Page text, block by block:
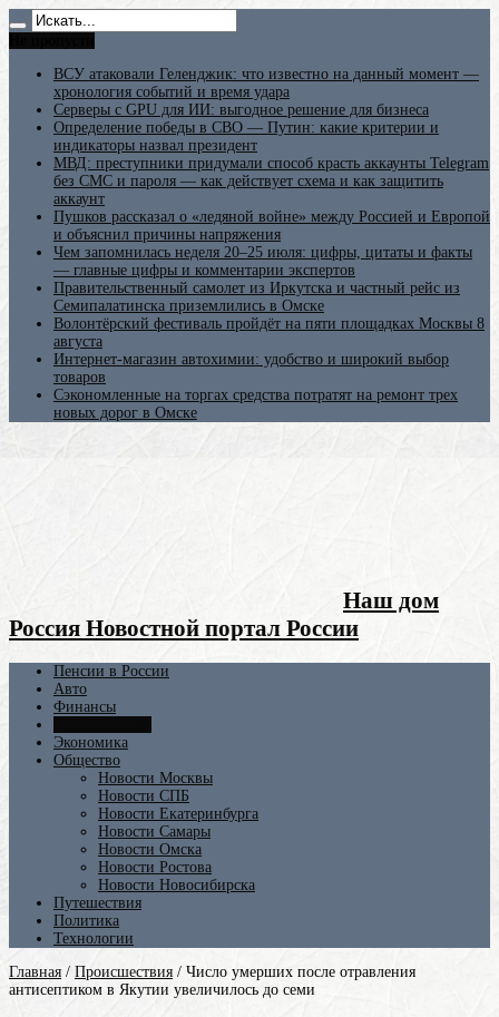
ВСУ атаковали Геленджик: что известно на данный момент —
хронология событий и время удара
Серверы с GPU для ИИ: выгодное решение для бизнеса
Определение победы в СВО — Путин: какие критерии и
индикаторы назвал президент
МВД: преступники придумали способ красть аккаунты Telegram
без СМС и пароля — как действует схема и как защитить
аккаунт
Пушков рассказал о «ледяной войне» между Россией и Европой
и объяснил причины напряжения
Чем запомнилась неделя 20–25 июля: цифры, цитаты и факты
— главные цифры и комментарии экспертов
Правительственный самолет из Иркутска и частный рейс из
Семипалатинска приземлились в Омске
Волонтёрский фестиваль пройдёт на пяти площадках Москвы 8
августа
Интернет-магазин автохимии: удобство и широкий выбор
товаров
Сэкономленные на торгах средства потратят на ремонт трех
новых дорог в Омске
Наш дом
Россия Новостной портал России
Пенсии в России
Авто
Финансы
Экономика
Общество
Новости Москвы
Новости СПБ
Новости Екатеринбурга
Новости Самары
Новости Омска
Новости Ростова
Новости Новосибирска
Путешествия
Политика
Технологии
Главная / Происшествия / Число умерших после отравления
антисептиком в Якутии увеличилось до семи